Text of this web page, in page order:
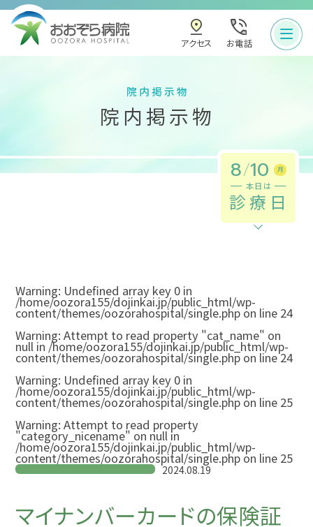
アクセス お電話
院内掲示物
院内掲示物
8/10 月
本日は
診療日
Warning: Undefined array key 0 in
/home/oozora155/dojinkai.jp/public_html/wp-
content/themes/oozorahospital/single.php on line 24
Warning: Attempt to read property "cat_name" on
null in /home/oozora155/dojinkai.jp/public_html/wp-
content/themes/oozorahospital/single.php on line24
Warning: Undefined array key 0 in
/home/oozora155/dojinkai.jp/public_html/wp-
content/themes/oozorahospital/single.php on line 25
Warning: Attempt to read property
"category_nicename" on null in
/home/oozora155/dojinkai.jp/public_html/wp-
content/themes/oozorahospital/single.php on line 25
2024.08.19
マイナンバーカードの保険証